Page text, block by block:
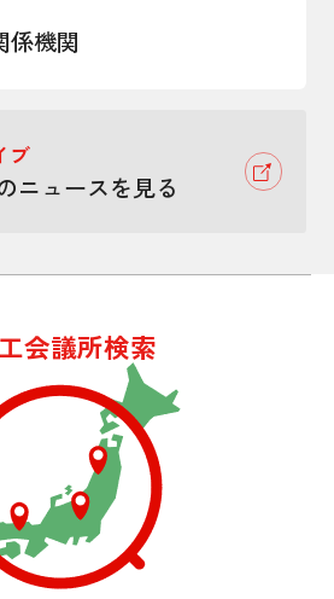
係機関
ブ
ニュースを見る
会議所検索